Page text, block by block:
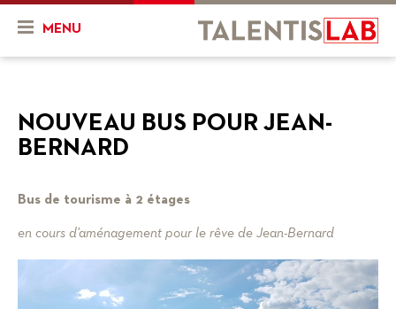
MENU
Présentation
Historique
L'équipe
Nos objectifs
Actualités & Agenda
Agenda
Mon projet
Ressources
FR DE
NOUVEAU BUS POUR JEAN-
BERNARD
Bus de tourisme à 2 étages
en cours d'aménagement pour le rêve de Jean-Bernard